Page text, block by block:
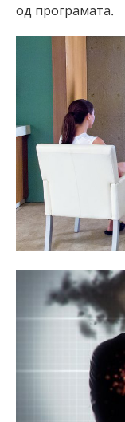
од програ­мата.